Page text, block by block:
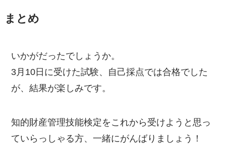
まとめ
いかがだったでしょうか。
3月10日に受けた試験、自己採点では合格でした
が、結果が楽しみです。
知的財産管理技能検定をこれから受けようと思っ
ていらっしゃる方、一緒にがんばりましょう！